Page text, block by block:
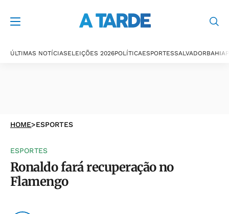
ÚLTIMAS NOTÍCIASELEIÇÕES 2026POLÍTICAESPORTESSALVADORBAHIA
HOME>ESPORTES
ESPORTES
Ronaldo fará recuperação no
Flamengo